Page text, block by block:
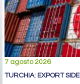
7 agosto 2026
TURCHIA: EXPORT